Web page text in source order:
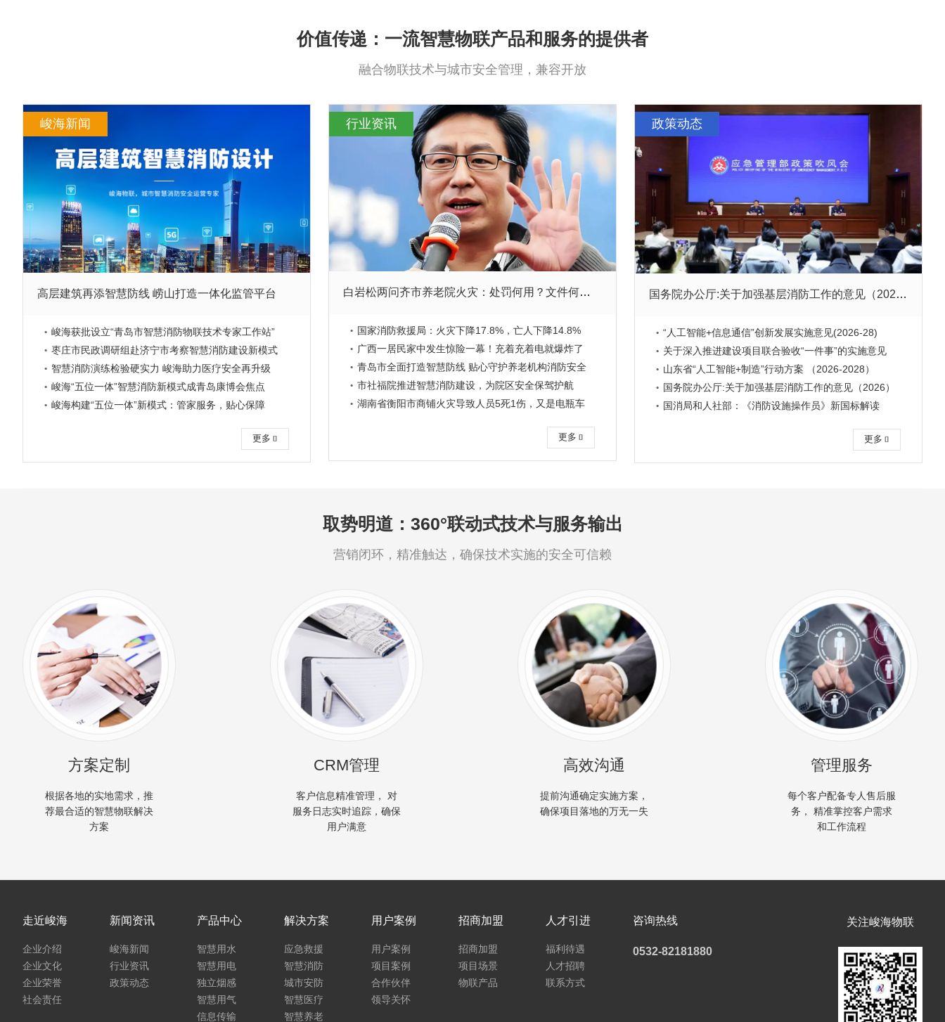
价值传递：一流智慧物联产品和服务的提供者
融合物联技术与城市安全管理，兼容开放
峻海新闻
高层建筑再添智慧防线 崂山打造一体化监管平台
峻海获批设立“青岛市智慧消防物联技术专家工作站”
枣庄市民政调研组赴济宁市考察智慧消防建设新模式
智慧消防演练检验硬实力 峻海助力医疗安全再升级
峻海“五位一体”智慧消防新模式成青岛康博会焦点
峻海构建“五位一体”新模式：管家服务，贴心保障
更多 
行业资讯
白岩松两问齐市养老院火灾：处罚何用？文件何存？
国家消防救援局：火灾下降17.8%，亡人下降14.8%
广西一居民家中发生惊险一幕！充着充着电就爆炸了
青岛市全面打造智慧防线 贴心守护养老机构消防安全
市社福院推进智慧消防建设，为院区安全保驾护航
湖南省衡阳市商铺火灾导致人员5死1伤，又是电瓶车
更多 
政策动态
国务院办公厅:关于加强基层消防工作的意见（2026）
“人工智能+信息通信”创新发展实施意见(2026-28)
关于深入推进建设项目联合验收“一件事”的实施意见
山东省“人工智能+制造”行动方案 （2026-2028）
国务院办公厅:关于加强基层消防工作的意见（2026）
国消局和人社部：《消防设施操作员》新国标解读
更多 
取势明道：360°联动式技术与服务输出
营销闭环，精准触达，确保技术实施的安全可信赖
方案定制
根据各地的实地需求，推
荐最合适的智慧物联解决
方案
CRM管理
客户信息精准管理， 对
服务日志实时追踪，确保
用户满意
高效沟通
提前沟通确定实施方案，
确保项目落地的万无一失
管理服务
每个客户配备专人售后服
务， 精准掌控客户需求
和工作流程
走近峻海
企业介绍
企业文化
企业荣誉
社会责任
新闻资讯
峻海新闻
行业资讯
政策动态
产品中心
智慧用水
智慧用电
独立烟感
智慧用气
信息传输
解决方案
应急救援
智慧消防
城市安防
智慧医疗
智慧养老
用户案例
用户案例
项目案例
合作伙伴
领导关怀
招商加盟
招商加盟
项目场景
物联产品
人才引进
福利待遇
人才招聘
联系方式
咨询热线
0532-82181880
关注峻海物联